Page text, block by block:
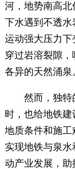
河，地势南高北
下水遇到不透
运动强大压力
穿过岩溶裂隙
各异的天然涌泉
然而，独特的
时，也给地铁
地质条件和施
实现地铁与泉
动产业发展，助